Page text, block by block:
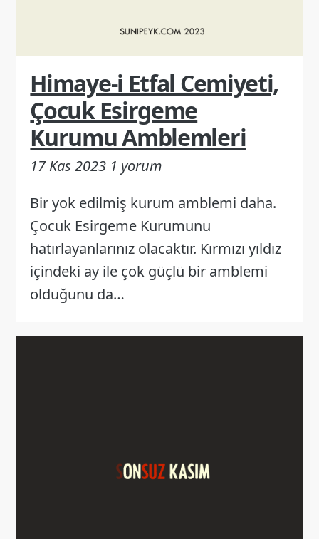
Himaye-i Etfal Cemiyeti,
Çocuk Esirgeme
Kurumu Amblemleri
17 Kas 2023 1 yorum
Bir yok edilmiş kurum amblemi daha.
Çocuk Esirgeme Kurumunu
hatırlayanlarınız olacaktır. Kırmızı yıldız
içindeki ay ile çok güçlü bir amblemi
olduğunu da…